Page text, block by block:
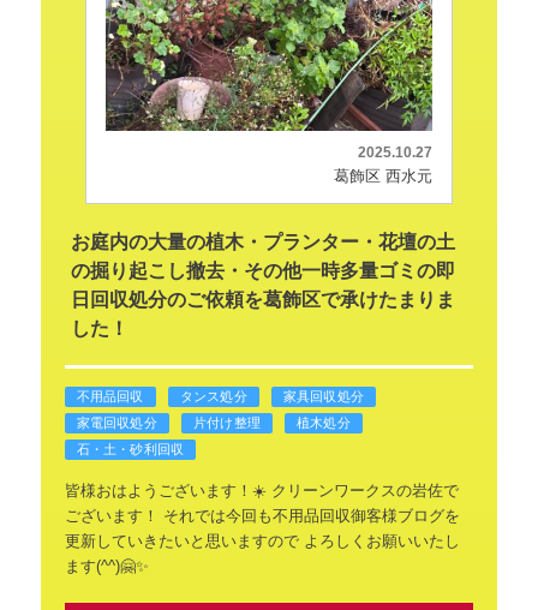
2025.10.27
葛飾区 西水元
お庭内の大量の植木・プランター・花壇の土
の掘り起こし撤去・その他一時多量ゴミの即
日回収処分のご依頼を葛飾区で承けたまりま
した！
不用品回収 タンス処分
家具回収処分
家電回収処分
片付け整理
植木処分
石・土・砂利回収
皆様おはようございます！☀️クリーンワークスの岩佐で
ございます！
それでは今回も不用品回収御客様ブログを
更新していきたいと思いますのでよろしくお願いいたし
ます(^^)🤗✨